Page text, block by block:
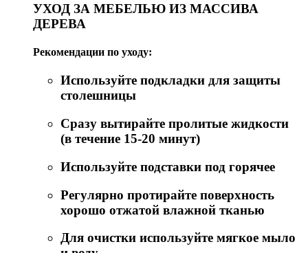
УХОД ЗА МЕБЕЛЬЮ ИЗ МАССИВА
ДЕРЕВА
Рекомендации по уходу:
Используйте подкладки для защиты
столешницы
Сразу вытирайте пролитые жидкости
(в течение 15-20 минут)
Используйте подставки под горячее
Регулярно протирайте поверхность
хорошо отжатой влажной тканью
Для очистки используйте мягкое мыло